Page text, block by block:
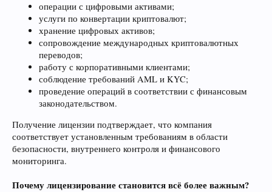
операции с цифровыми активами;
услуги по конвертации криптовалют;
хранение цифровых активов;
сопровождение международных криптовалютных
переводов;
работу с корпоративными клиентами;
соблюдение требований AML и KYC;
проведение операций в соответствии с финансовым
законодательством.
Получение лицензии подтверждает, что компания
соответствует установленным требованиям в области
безопасности, внутреннего контроля и финансового
мониторинга.
Почему лицензирование становится всё более важным?